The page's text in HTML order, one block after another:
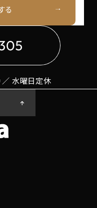
」とは，個人
すものとし，
，当該情報に
話番号，連絡
を識別できる
および特性情
やご購入いた
広告の履歴，
ド，ご利用日
情報などを指
る
水曜日定休